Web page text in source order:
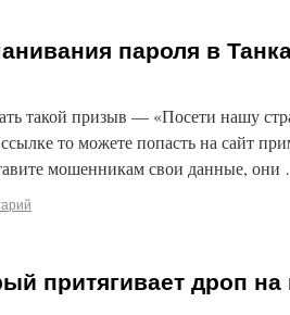
пароля в
такой призыв — «Посети нашу
то можете попасть на сайт
мошенникам свои данные,
притягивает дроп на